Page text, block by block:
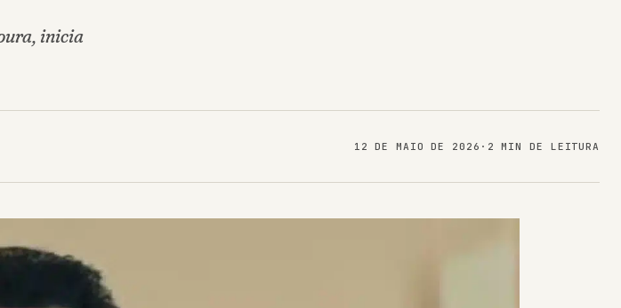
inicia
12 DE MAIO DE 2026 · 2 MIN DE LEITURA